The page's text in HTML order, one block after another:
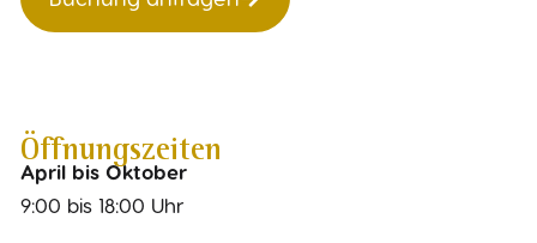
Öffnungszeiten
April bis Oktober
9:00 bis 18:00 Uhr